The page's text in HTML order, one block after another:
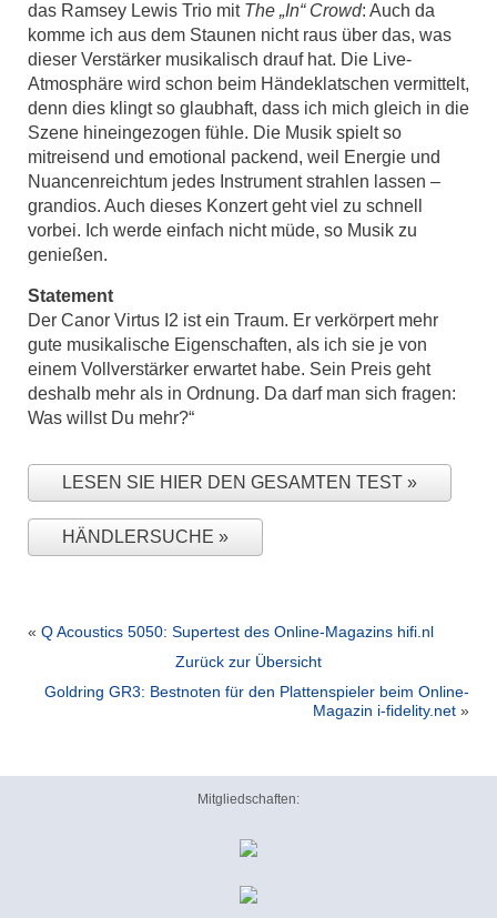
das Ramsey Lewis Trio mit The „In“ Crowd: Auch da
komme ich aus dem Staunen nicht raus über das, was
dieser Verstärker musikalisch drauf hat. Die Live-
Atmosphäre wird schon beim Händeklatschen vermittelt,
denn dies klingt so glaubhaft, dass ich mich gleich in die
Szene hineingezogen fühle. Die Musik spielt so
mitreisend und emotional packend, weil Energie und
Nuancenreichtum jedes Instrument strahlen lassen –
grandios. Auch dieses Konzert geht viel zu schnell
vorbei. Ich werde einfach nicht müde, so Musik zu
genießen.
Statement
Der Canor Virtus I2 ist ein Traum. Er verkörpert mehr
gute musikalische Eigenschaften, als ich sie je von
einem Vollverstärker erwartet habe. Sein Preis geht
deshalb mehr als in Ordnung. Da darf man sich fragen:
Was willst Du mehr?“
LESEN SIE HIER DEN GESAMTEN TEST
HÄNDLERSUCHE
« Q Acoustics 5050: Supertest des Online-Magazins hifi.nl
Zurück zur Übersicht
Goldring GR3: Bestnoten für den Plattenspieler beim Online-
Magazin i-fidelity.net »
Mitgliedschaften: